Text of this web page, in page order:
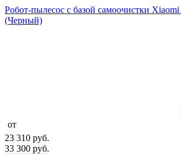
Робот-пылесос с базой самоочистки
(Черный)
от
23 310 руб.
33 300 руб.